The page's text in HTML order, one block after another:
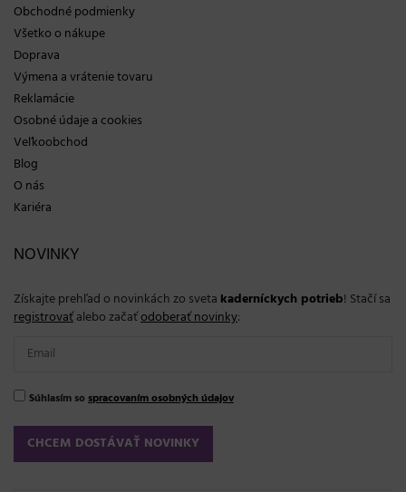
Obchodné podmienky
Všetko o nákupe
Doprava
Výmena a vrátenie tovaru
Reklamácie
Osobné údaje a cookies
Veľkoobchod
Blog
O nás
Kariéra
NOVINKY
Získajte prehľad o novinkách zo sveta kaderníckych potrieb! Stačí sa
registrovaťalebo začaťodoberať novinky:
Súhlasím so spracovaním osobných údajov